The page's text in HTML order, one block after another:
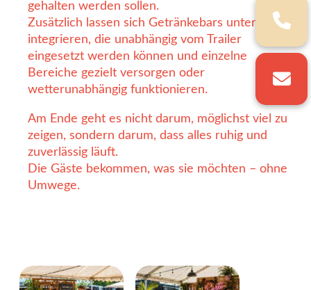
gehalten werden sollen.
Zusätzlich lassen sich Getränkebars unter Zelten
integrieren, die unabhängig vom Trailer
eingesetzt werden können und einzelne
Bereiche gezielt versorgen oder
wetterunabhängig funktionieren.
Am Ende geht es nicht darum, möglichst viel zu
zeigen, sondern darum, dass alles ruhig und
zuverlässig läuft.
Die Gäste bekommen, was sie möchten – ohne
Umwege.